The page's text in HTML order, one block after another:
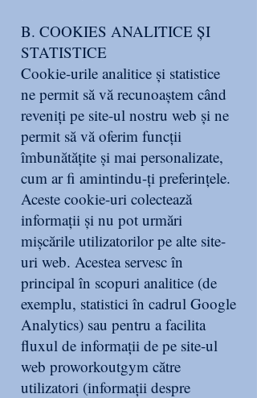
B. COOKIES ANALITICE ȘI
STATISTICE
Cookie-urile analitice și statistice
ne permit să vă recunoaștem când
reveniți pe site-ul nostru web și ne
permit să vă oferim funcții
îmbunătățite și mai personalizate,
cum ar fi amintindu-ți preferințele.
Aceste cookie-uri colectează
informații și nu pot urmări
mișcările utilizatorilor pe alte site-
uri web. Acestea servesc în
principal în scopuri analitice (de
exemplu, statistici în cadrul Google
Analytics) sau pentru a facilita
fluxul de informații de pe site-ul
web proworkoutgym către
utilizatori (informații despre